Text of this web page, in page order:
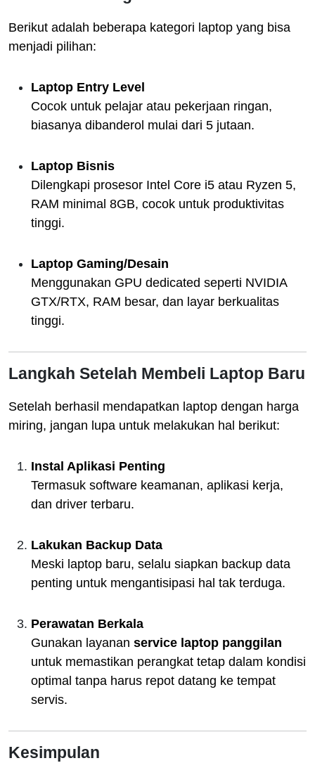
Berikut adalah beberapa kategori laptop yang bisa
menjadi pilihan:
Laptop Entry Level
Cocok untuk pelajar atau pekerjaan ringan,
biasanya dibanderol mulai dari 5 jutaan.
Laptop Bisnis
Dilengkapi prosesor Intel Core i5 atau Ryzen 5,
RAM minimal 8GB, cocok untuk produktivitas
tinggi.
Laptop Gaming/Desain
Menggunakan GPU dedicated seperti NVIDIA
GTX/RTX, RAM besar, dan layar berkualitas
tinggi.
Langkah Setelah Membeli Laptop Baru
Setelah berhasil mendapatkan laptop dengan harga
miring, jangan lupa untuk melakukan hal berikut:
Instal Aplikasi Penting
Termasuk software keamanan, aplikasi kerja,
dan driver terbaru.
Lakukan Backup Data
Meski laptop baru, selalu siapkan backup data
penting untuk mengantisipasi hal tak terduga.
Perawatan Berkala
Gunakan layanan service laptop panggilan
untuk memastikan perangkat tetap dalam kondisi
optimal tanpa harus repot datang ke tempat
servis.
Kesimpulan